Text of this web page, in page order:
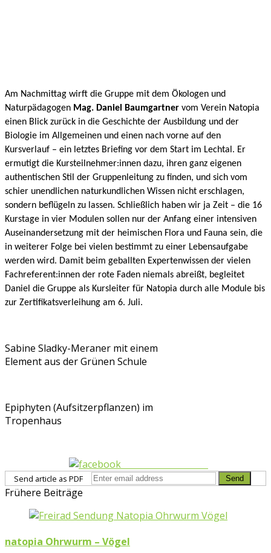
Am Nachmittag wirft die Gruppe mit dem Ökologen und
Naturpädagogen Mag. Daniel Baumgartner vom Verein Natopia
einen Blick zurück in die Geschichte der Ausbildung und der
Biologie im Allgemeinen und einen nach vorne auf den
Kursverlauf – ein letztes Briefing vor dem Start im Lechtal. Er
ermutigt die Kursteilnehmer:innen dazu, ihren ganz eigenen
authentischen Stil der Gruppenleitung zu finden, und sich vom
schier unendlichen naturkundlichen Wissen nicht erschlagen,
sondern beflügeln zu lassen. Schließlich haben wir ja Zeit – die 16
Kurstage in vier Modulen sollen nur der Anfang einer intensiven
Auseinandersetzung mit der heimischen Flora und Fauna sein, die
in weiterer Folge bei vielen bestimmt zu einer Lebensaufgabe
werden wird. Damit beim geballten Expertenwissen der vielen
Fachreferent:innen der rote Faden niemals abreißt, begleitet
Daniel die Gruppe als Kursleiter für Natopia durch alle Module bis
zur Zertifikatsverleihung am 6. Juli.
Sabine Sladky-Meraner mit einem
Element aus der Grünen Schule
Epiphyten (Aufsitzerpflanzen) im
Tropenhaus
Send article as PDF
Frühere Beiträge
natopia Ohrwurm – Vögel